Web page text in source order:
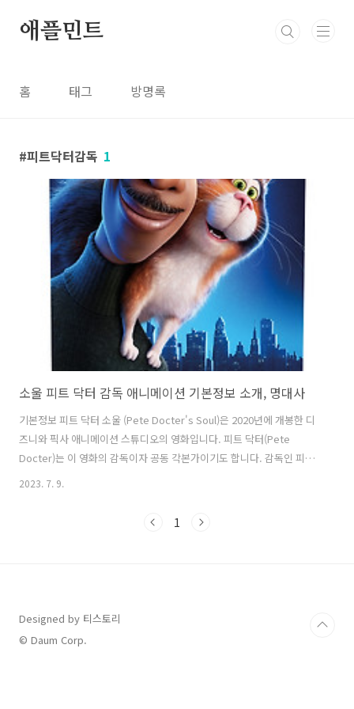
애플민트
홈 태그 방명록
피트닥터감독 1
소울 피트 닥터 감독 애니메이션 기본정보 소개, 명대사
기본정보 피트 닥터 소울 (Pete Docter's Soul)은 2020년에 개봉한 디
즈니와 픽사 애니메이션 스튜디오의 영화입니다. 피트 닥터(Pete
Docter)는 이 영화의 감독이자 공동 각본가이기도 합니다. 감독인 피트
닥터는 피트 닥터(Pete Docter)는 미국의 애니메이션 감독, 프로듀서,
1968년 10월 9일에 미네소타주의 미네아폴리스에서 태어났습니다. 칼
2023. 7. 9.
1
Designed by 티스토리
© Daum Corp.